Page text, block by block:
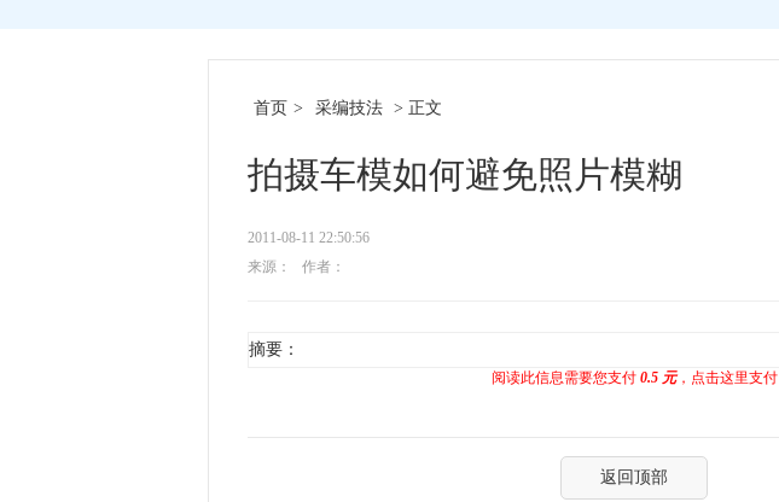
首页 > 采编技法 > 正文
拍摄车模如何避免照片模糊
2011-08-11 22:50:56
来源：
作者：
摘要：
阅读此信息需要您支付 0.5 元，点击这里支付
返回顶部